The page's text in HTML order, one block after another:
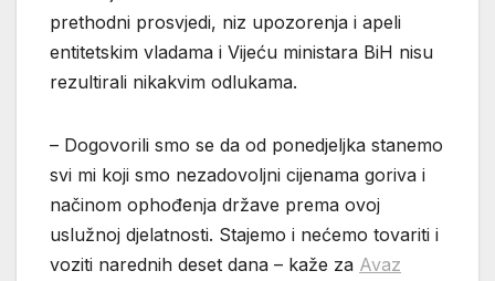
prethodni prosvjedi, niz upozorenja i apeli
entitetskim vladama i Vijeću ministara BiH nisu
rezultirali nikakvim odlukama.
– Dogovorili smo se da od ponedjeljka stanemo
svi mi koji smo nezadovoljni cijenama goriva i
načinom ophođenja države prema ovoj
uslužnoj djelatnosti. Stajemo i nećemo tovariti i
voziti narednih deset dana – kaže za Avaz